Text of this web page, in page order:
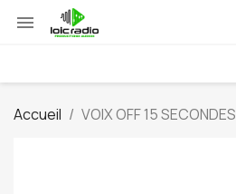

Accueil VOIX OFF 15 SECONDES